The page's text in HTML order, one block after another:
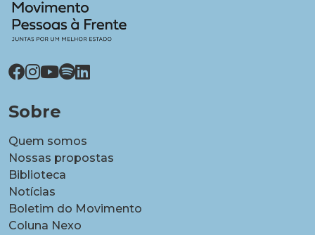
Sobre
Quem somos
Nossas propostas
Biblioteca
Notícias
Boletim do Movimento
Coluna Nexo